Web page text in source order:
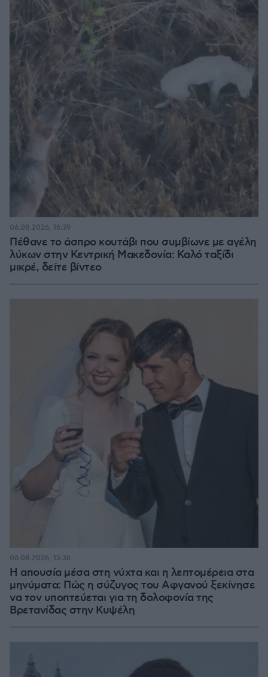
Πέθανε το άσπρο κουτάβι που συμβίωνε με αγέλη
λύκων στην Κεντρική Μακεδονία: Καλό ταξίδι
μικρέ, δείτε βίντεο
06.08.2026, 16:39
Η απουσία μέσα στη νύχτα και η λεπτομέρεια στα
μηνύματα: Πώς η σύζυγος του Αφγανού ξεκίνησε
να τον υποπτεύεται για τη δολοφονία της
Βρετανίδας στην Κυψέλη
06.08.2026, 15:36